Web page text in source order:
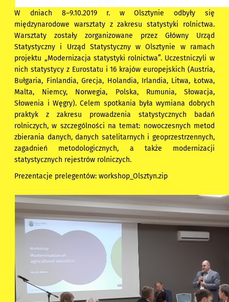
W dniach 8–9.10.2019 r. w Olsztynie odbyły się
międzynarodowe warsztaty z zakresu statystyki rolnictwa.
Warsztaty zostały zorganizowane przez Główny Urząd
Statystyczny i Urząd Statystyczny w Olsztynie w ramach
projektu „Modernizacja statystyki rolnictwa”. Uczestniczyli w
nich statystycy z Eurostatu i 16 krajów europejskich (Austria,
Bułgaria, Finlandia, Grecja, Holandia, Irlandia, Litwa, Łotwa,
Malta, Niemcy, Norwegia, Polska, Rumunia, Słowacja,
Słowenia i Węgry). Celem spotkania była wymiana dobrych
praktyk z zakresu prowadzenia statystycznych badań
rolniczych, w szczególności na temat: nowoczesnych metod
zbierania danych, danych satelitarnych i geoprzestrzennych,
zagadnień metodologicznych, a także modernizacji
statystycznych rejestrów rolniczych.
Prezentacje prelegentów:workshop_Olsztyn.zip